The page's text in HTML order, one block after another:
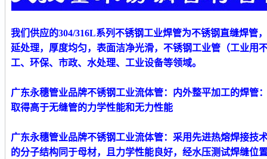
我们供应的304/316L系列不锈钢工业焊管为不锈钢直缝焊管
延处理，厚度均匀，表面洁净光滑，不锈钢工业管（工业用
工、环保、市政、水处理、工业设备等领域。
广东永穗管业品牌不锈钢工业流体管：内外整平加工的焊管
取得高于无缝管的力学性能和无力性能
广东永穗管业品牌不锈钢工业流体管：采用先进热熔焊接技
的分子结构同于母材，且力学性能良好，经水压测试焊缝位